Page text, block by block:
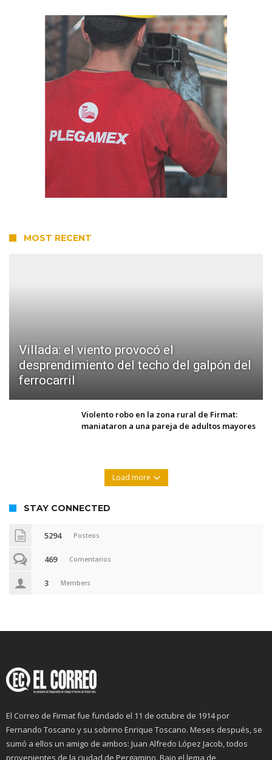
MOST RECENT
Villada: el viento provocó el
desprendimiento del techo del galpón del
ferrocarril
Violento robo en la zona rural de Firmat:
maniataron a una pareja de adultos mayores
Load more
STAY CONNECTED
5294 Posteos
469 Comentarios
3 Members
El Correo de Firmat fue fundado el 11 de octubre de 1914 por
Fernando Toscano y su sobrino Enrique Toscano. Meses después, se
sumó a ellos un amigo de ambos: Juan Alfredo López Jacob, todos
provenientes de la ciudad de Pergamino. Bajo el lema de